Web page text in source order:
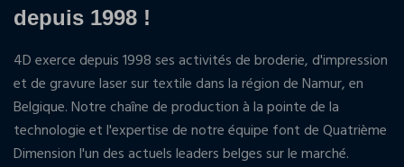
depuis 1998 !
4D exerce depuis 1998 ses activités de broderie, d'impression
et de gravure laser sur textile dans la région de Namur, en
Belgique. Notre chaîne de production à la pointe de la
technologie et l'expertise de notre équipe font de Quatrième
Dimension l'un des actuels leaders belges sur le marché.